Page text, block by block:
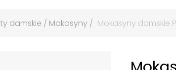
damskie Mokasyny Mokasyny damskie